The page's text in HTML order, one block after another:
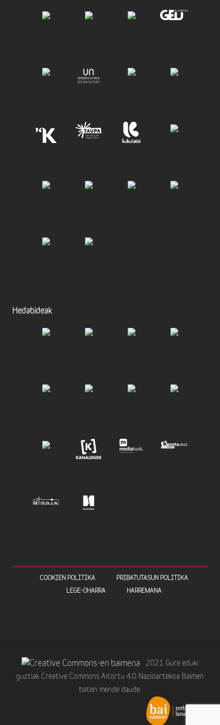
Hedabideak
COOKIEN POLITIKA
PRIBATUTASUN POLITIKA
LEGE-OHARRA
HARREMANA
2021 Gure eduki
guztiak Creative Commons Aitortu 4.0 Nazioartekoa Baimen
baten mende daude.